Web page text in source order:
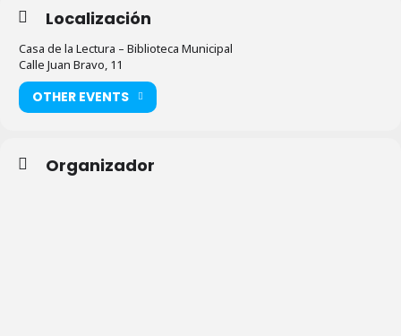
Localización
Casa de la Lectura – Biblioteca Municipal
Calle Juan Bravo, 11
OTHER EVENTS
Organizador